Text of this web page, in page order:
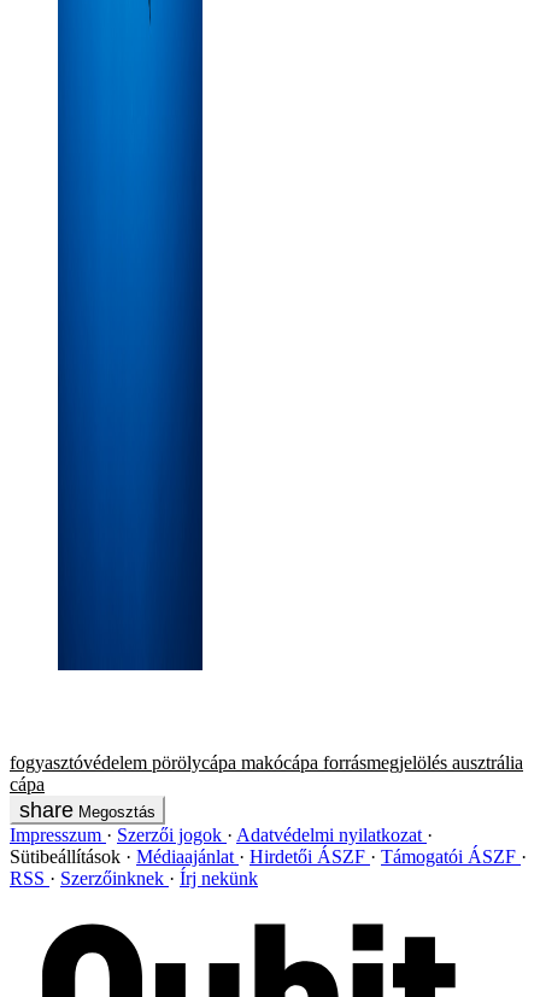
fogyasztóvédelem pörölycápa makócápa forrásmegjelölés ausztrália
cápa
Megosztás
Impresszum Szerzői jogok
Adatvédelmi nyilatkozat
Sütibeállítások
Médiaajánlat Hirdetői ÁSZF
Támogatói ÁSZF
RSS
Szerzőinknek Írj nekünk